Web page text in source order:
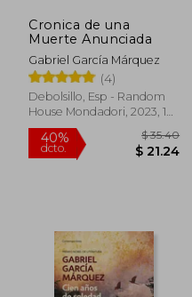
45%
dcto. $ 33.58
Cronica de una
Muerte Anunciada
Gabriel García Márquez
(4)
Debolsillo, Esp - Random
House Mondadori, 2023, 1
Edición, Tapa Blanda,
Nuevo